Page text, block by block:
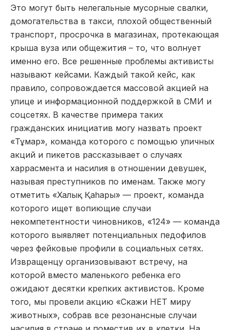
Это могут быть нелегальные мусорные свалки,
домогательства в такси, плохой общественный
транспорт, просрочка в магазинах, протекающая
крыша вуза или общежития – то, что волнует
именно его. Все решенные проблемы активисты
называют кейсами. Каждый такой кейс, как
правило, сопровождается массовой акцией на
улице и информационной поддержкой в СМИ и
соцсетях. В качестве примера таких
гражданских инициатив могу назвать проект
«Тұмар», команда которого с помощью уличных
акций и пикетов рассказывает о случаях
харрасмента и насилия в отношении девушек,
называя преступников по именам. Также могу
отметить «Халық Қаһары» — проект, команда
которого ищет вопиющие случаи
некомпетентности чиновников, «124» — команда
которого выявляет потенциальных педофилов
через фейковые профили в социальных сетях.
Извращенцу организовывают встречу, на
которой вместо маленького ребенка его
ожидают десятки крепких активистов. Кроме
того, мы провели акцию «Скажи НЕТ миру
животных», собрав все резонансные случаи